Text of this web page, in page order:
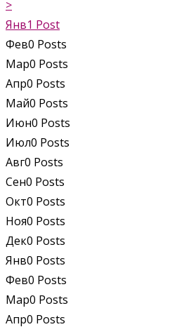
>
Янв1 Post
Фев0 Posts
Мар0 Posts
Апр0 Posts
Май0 Posts
Июн0 Posts
Июл0 Posts
Авг0 Posts
Сен0 Posts
Окт0 Posts
Ноя0 Posts
Дек0 Posts
Янв0 Posts
Фев0 Posts
Мар0 Posts
Апр0 Posts